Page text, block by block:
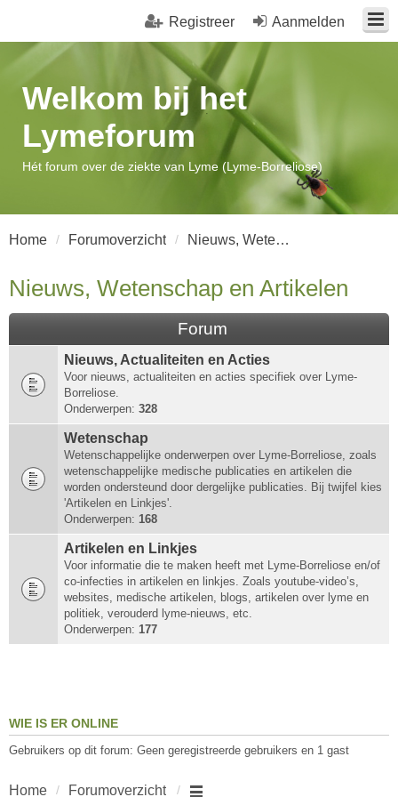
Aanmelden
Registreer
Welkom bij het
Lymeforum
Hét forum over de ziekte van Lyme (Lyme-Borreliose)
Home Forumoverzicht Nieuws, Wetenschap en Artikelen
Nieuws, Wetenschap en Artikelen
Forum
Nieuws, Actualiteiten en Acties
Voor nieuws, actualiteiten en acties specifiek over Lyme-
Borreliose.
Onderwerpen: 328
Wetenschap
Wetenschappelijke onderwerpen over Lyme-Borreliose, zoals
wetenschappelijke medische publicaties en artikelen die
worden ondersteund door dergelijke publicaties. Bij twijfel kies
'Artikelen en Linkjes'.
Onderwerpen: 168
Artikelen en Linkjes
Voor informatie die te maken heeft met Lyme-Borreliose en/of
co-infecties in artikelen en linkjes. Zoals youtube-video’s,
websites, medische artikelen, blogs, artikelen over lyme en
politiek, verouderd lyme-nieuws, etc.
Onderwerpen: 177
WIE IS ER ONLINE
Gebruikers op dit forum: Geen geregistreerde gebruikers en 1 gast
Home Forumoverzicht